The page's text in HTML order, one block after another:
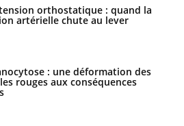
orthostatique : quand la
artérielle chute au lever
: une déformation des
rouges aux conséquences